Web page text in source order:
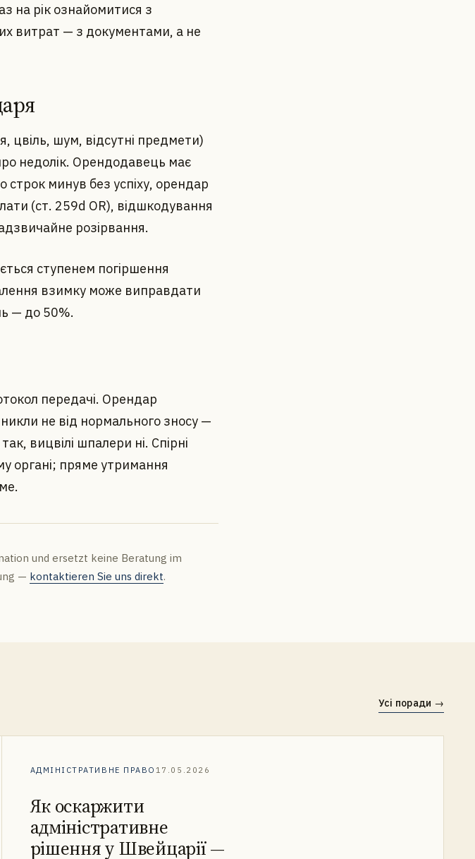
на рік ознайомитися з
витрат — з документами, а не
цвіль, шум, відсутні предмети)
недолік. Орендодавець має
минув без успіху, орендар
(ст. 259d OR), відшкодування
розірвання.
ступенем погіршення
взимку може виправдати
— до 50%.
передачі. Орендар
не від нормального зносу —
вицвілі шпалери ні. Спірні
органі; пряме утримання
und ersetzt keine Beratung im
— kontaktieren Sie uns direkt.
Усі поради →
АДМІНІСТРАТИВНЕ ПРАВО 17.05.2026
Як оскаржити
адміністративне
рішення у Швейцарії —